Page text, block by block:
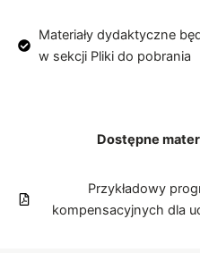
Materiały dydaktyczne
w sekcji Pliki do pobrania
Dostępne
Przykładowy
kompensacyjnych dla